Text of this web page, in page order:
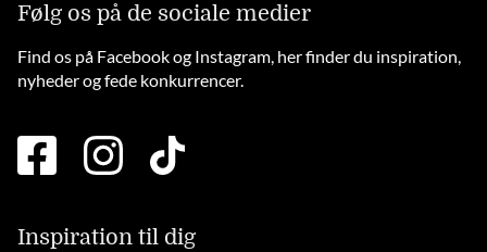
Følg os på de sociale medier
Find os på Facebook og Instagram, her finder du inspiration,
nyheder og fede konkurrencer.
facebook
square
instagramtiktok
Inspiration til dig